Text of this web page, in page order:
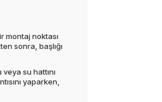
montaj noktası
sonra, başlığı
su hattını
yaparken,